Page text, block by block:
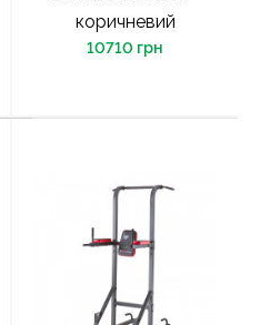
коричневий
10710 грн